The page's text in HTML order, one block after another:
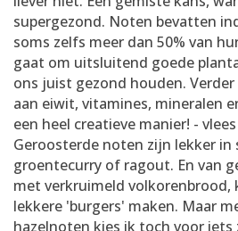
supergezond. Noten bevatten
soms zelfs meer dan 50% van
gaat om uitsluitend goede
ons juist gezond houden.
aan eiwit, vitamines, mineralen
een heel creatieve manier! -
Geroosterde noten zijn lekker in
groentecurry of ragout. En van
met verkruimeld volkorenbrood,
lekkere 'burgers' maken. Maar
hazelnoten kies ik toch voor